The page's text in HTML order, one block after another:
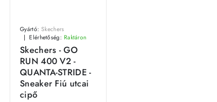
Gyártó: Skechers
Elérhetőség: Raktáron
Skechers - GO
RUN 400 V2 -
QUANTA-STRIDE -
Sneaker Fiú utcai
cipő